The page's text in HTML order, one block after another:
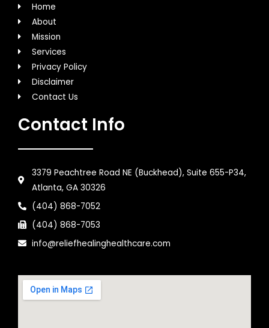
Home
About
Mission
Services
Privacy Policy
Disclaimer
Contact Us
Contact Info
3379 Peachtree Road NE (Buckhead), Suite 655-P34,
Atlanta, GA 30326
(404) 868-7052
(404) 868-7053
info@reliefhealinghealthcare.com